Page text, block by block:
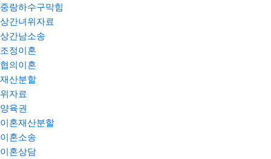
중랑하수구막힘
상간녀위자료
상간남소송
조정이혼
협의이혼
재산분할
위자료
양육권
이혼재산분할
이혼소송
이혼상담